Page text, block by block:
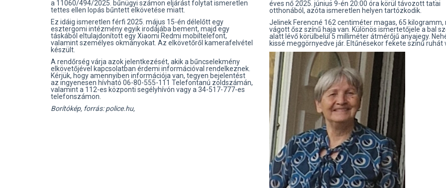
a 11060/494/2025. bűnügyi számon eljárást folytat ismeretlen
tettes ellen lopás bűntett elkövetése miatt.
Ez idáig ismeretlen férfi 2025. május 15-én délelőtt egy
esztergomi intézmény egyik irodájába bement, majd egy
táskából eltulajdonított egy Xiaomi Redmi mobiltelefont,
valamint személyes okmányokat. Az elkövetőről kamerafelvétel
készült.
A rendőrség várja azok jelentkezését, akik a bűncselekmény
elkövetőjével kapcsolatban érdemi információval rendelkeznek.
Kérjük, hogy amennyiben információja van, tegyen bejelentést
az ingyenesen hívható 06-80-555-111 Telefontanú zöldszámán,
valamint a 112-es központi segélyhívón vagy a 34-517-777-es
telefonszámon.
Borítókép, forrás: police.hu,
éves nő 2025. június 9-én 20:00 óra körül távozott tatai
otthonából, azóta ismeretlen helyen tartózkodik.
Jelinek Ferencné 162 centiméter magas, 65 kilogramm,
vágott ősz színű haja van. Különös ismertetőjele a bal
alatt lévő körülbelül 5 milliméter átmérőjű anyajegy.
kissé meggörnyedve jár. Eltűnésekor fekete színű ruhát